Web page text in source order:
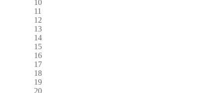
10
11
12
13
14
15
16
17
18
19
20